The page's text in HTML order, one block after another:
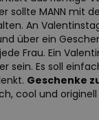
sollte MANN mit
An
über ein
Frau. Ein
sein. Es soll
Geschenke
cool und